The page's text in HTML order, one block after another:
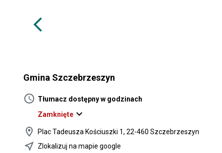
arrow_back_ios
Gmina Szczebrzeszyn
schedule Tłumacz dostępny w godzinach
Zamknięteexpand_more
location_on
Plac Tadeusza Kościuszki 1, 22-460 Szczebrzeszyn
near_me Zlokalizuj na mapie google